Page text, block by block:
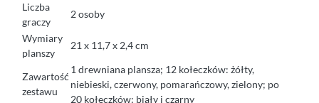
Liczba
graczy
2 osoby
Wymiary
planszy
21 x 11,7 x 2,4 cm
Zawartość
zestawu
1 drewniana plansza; 12 kołeczków: żółty,
niebieski, czerwony, pomarańczowy, zielony; po
20 kołeczków: biały i czarny